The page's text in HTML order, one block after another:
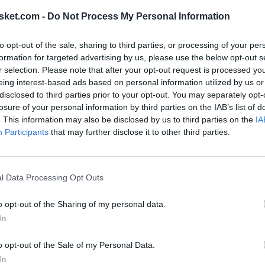
- Do Not Process My Personal Information
opt-out of the sale, sharing to third parties, or processing of your
for targeted advertising by us, please use the below opt-out
selection. Please note that after your opt-out request is processed
interest-based ads based on personal information utilized by us
to third parties prior to your opt-out. You may separately
of your personal information by third parties on the IAB’s list of
This information may also be disclosed by us to third parties on the
Participants that may further disclose it to other third parties.
Data Processing Opt Outs
opt-out of the Sharing of my personal data.
opt-out of the Sale of my Personal Data.
por ello, a lo que ha respondido: "No,
que recordar que para el mayor trofeo a nivel
colectivo. En ese aspecto no estaría entre los
6 capturas y media, 5 pases decisivos